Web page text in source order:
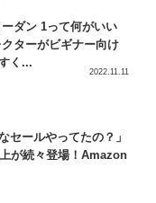
ーダン 1って何がいい
ターがビギナー向け
く...
2022.11.11
セールやってたの？」
が続々登場！Amazon